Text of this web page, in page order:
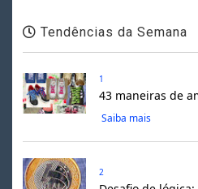
Tendências da Semana
1
43 maneiras de
Saiba mais
2